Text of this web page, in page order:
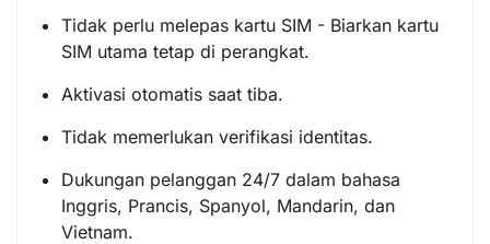
Tidak perlu melepas kartu SIM - Biarkan kartu
SIM utama tetap di perangkat.
Aktivasi otomatis saat tiba.
Tidak memerlukan verifikasi identitas.
Dukungan pelanggan 24/7 dalam bahasa
Inggris, Prancis, Spanyol, Mandarin, dan
Vietnam.